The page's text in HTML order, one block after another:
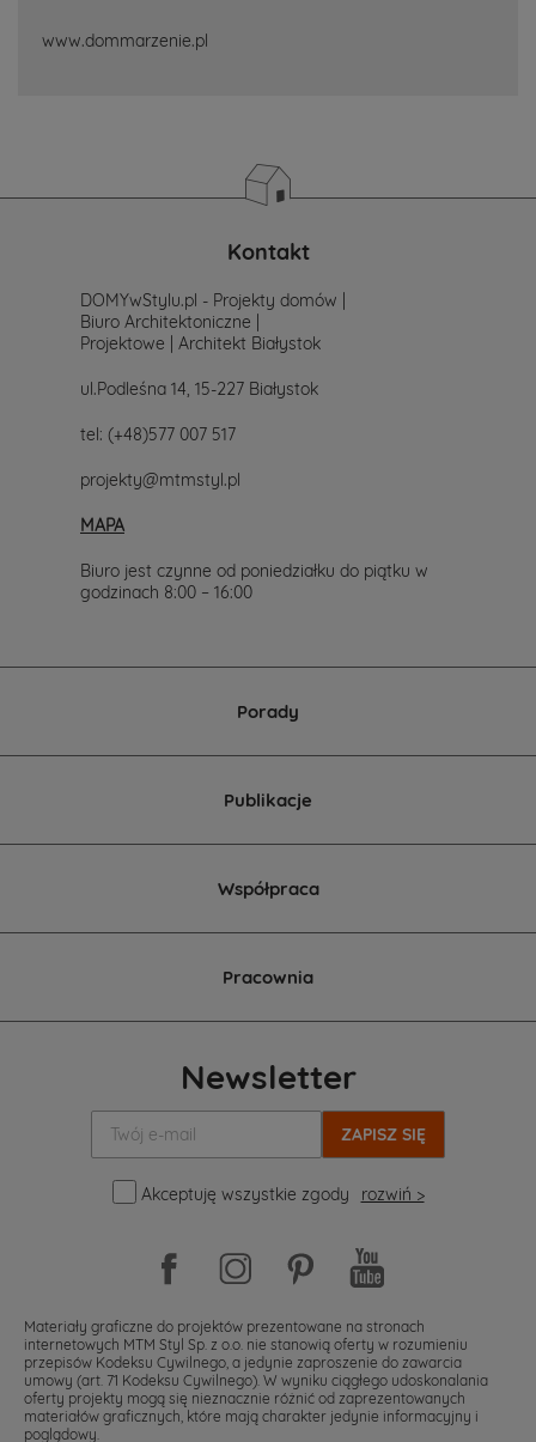
www.dommarzenie.pl
Kontakt
DOMYwStylu.pl - Projekty domów |
Biuro Architektoniczne |
Projektowe | Architekt Białystok
ul.Podleśna 14, 15-227 Białystok
tel: (+48)577 007 517
projekty@mtmstyl.pl
MAPA
Biuro jest czynne od poniedziałku do piątku w
godzinach 8:00 – 16:00
Porady
Publikacje
Współpraca
Pracownia
Newsletter
mail:
Akceptuję wszystkie zgody
rozwiń >
Materiały graficzne do projektów prezentowane na stronach
internetowych MTM Styl Sp. z o.o. nie stanowią oferty w rozumieniu
przepisów Kodeksu Cywilnego, a jedynie zaproszenie do zawarcia
umowy (art. 71 Kodeksu Cywilnego). W wyniku ciągłego udoskonalania
oferty projekty mogą się nieznacznie różnić od zaprezentowanych
materiałów graficznych, które mają charakter jedynie informacyjny i
poglądowy.